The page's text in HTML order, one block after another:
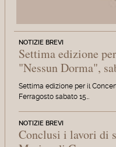
NOTIZIE BREVI
Settima edizione
"Nessun Dorma",
Settima edizione per il
Ferragosto sabato 15…
NOTIZIE BREVI
Conclusi i lavori di